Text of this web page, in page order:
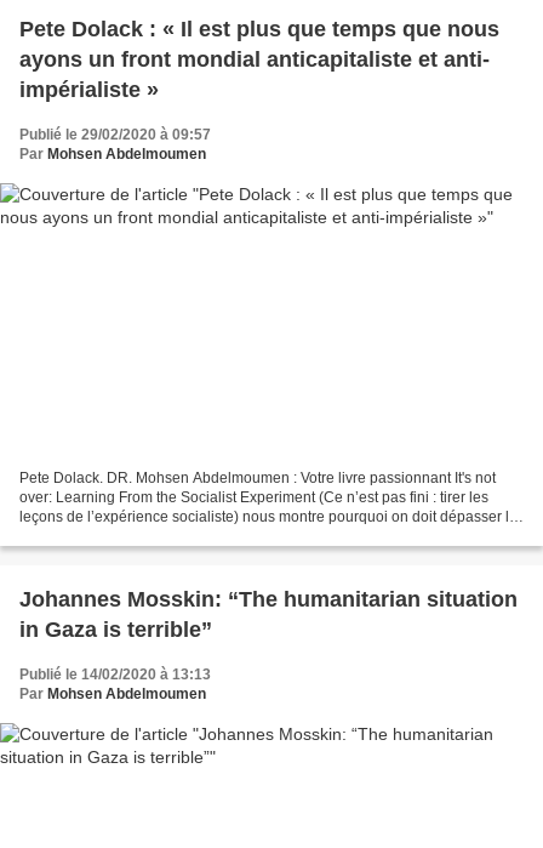
Pete Dolack : « Il est plus que temps que nous
ayons un front mondial anticapitaliste et anti-
impérialiste »
Publié le 29/02/2020 à 09:57
Par Mohsen Abdelmoumen
Pete Dolack. DR. Mohsen Abdelmoumen : Votre livre passionnant It's not
over: Learning From the Socialist Experiment (Ce n’est pas fini : tirer les
leçons de l’expérience socialiste) nous montre pourquoi on doit dépasser le
Johannes Mosskin: “The humanitarian situation
in Gaza is terrible”
Publié le 14/02/2020 à 13:13
Par Mohsen Abdelmoumen